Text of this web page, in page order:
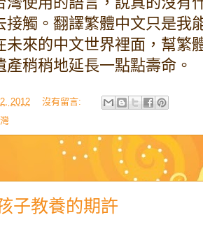
灣使用的語言，說真的沒有
接觸。翻譯繁體中文只是我
未來的中文世界裡面，幫繁
產稍稍地延長一點點壽命。
2012
沒有留言:
子教養的期許